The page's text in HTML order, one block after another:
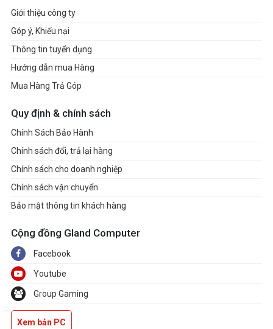
Giới thiệu công ty
Góp ý, Khiếu nại
Thông tin tuyển dụng
Hướng dẫn mua Hàng
Mua Hàng Trả Góp
Quy định & chính sách
Chính Sách Bảo Hành
Chính sách đổi, trả lại hàng
Chính sách cho doanh nghiệp
Chính sách vận chuyển
Bảo mật thông tin khách hàng
Cộng đồng Gland Computer
Facebook
Youtube
Group Gaming
Xem bản PC